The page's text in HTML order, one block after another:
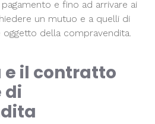
e fino ad arrivare ai
un mutuo e a quelli di
oggetto della compravendita.
e il contratto
di